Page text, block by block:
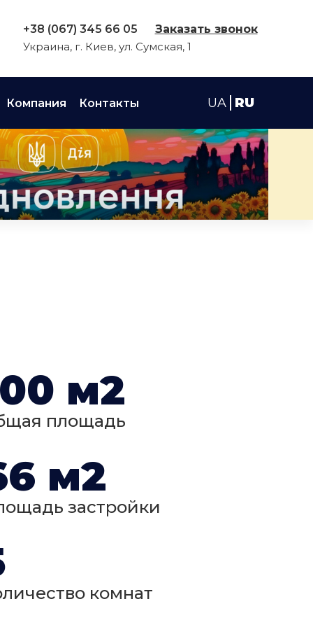
+38 (067) 345 66 05
Заказать звонок
Украина, г. Киев, ул. Сумская, 1
Компания Контакты UA RU
м2
площадь
м2
застройки
комнат